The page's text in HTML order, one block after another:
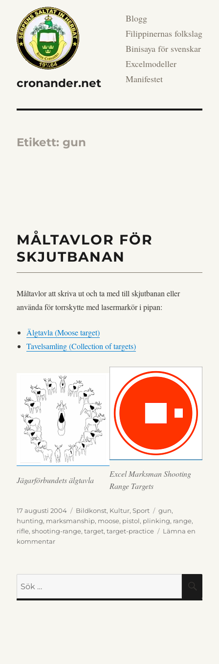
cronander.net
Blogg
Filippinernas folkslag
Binisaya för svenskar
Excelmodeller
Manifestet
Etikett: gun
MÅLTAVLOR FÖR
SKJUTBANAN
Måltavlor att skriva ut och ta med till skjutbanan eller
använda för torrskytte med lasermarkör i pipan:
Älgtavla (Moose target)
Tavelsamling (Collection of targets)
Jägarförbundets älgtavla
Excel Marksman Shooting
Range Targets
Publicerat
den
17 augusti 2004 Kategorier
Bildkonst, Kultur,Sport Etiketter
gun,
hunting, marksmanship, moose, pistol, plinking, range,
rifle,shooting-range,target,target-practice
Lämna en
kommentartill